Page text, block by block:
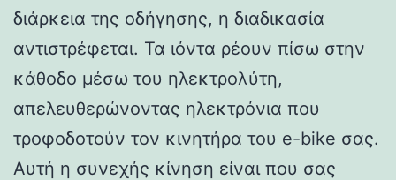
διάρκεια της οδήγησης, η διαδικασία
αντιστρέφεται. Τα ιόντα ρέουν πίσω στην
κάθοδο μέσω του ηλεκτρολύτη,
απελευθερώνοντας ηλεκτρόνια που
τροφοδοτούν τον κινητήρα του e-bike σας.
Αυτή η συνεχής κίνηση είναι που σας